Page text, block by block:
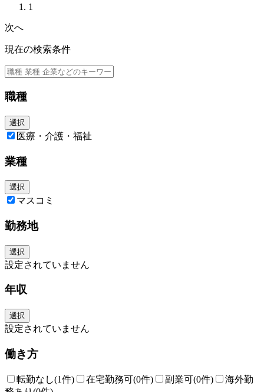
1
次へ
現在の検索条件
職種
選択
医療・介護・福祉
業種
選択
マスコミ
勤務地
選択
設定されていません
年収
選択
設定されていません
働き方
転勤なし(1件) 在宅勤務可(0件) 副業可(0件)
海外勤